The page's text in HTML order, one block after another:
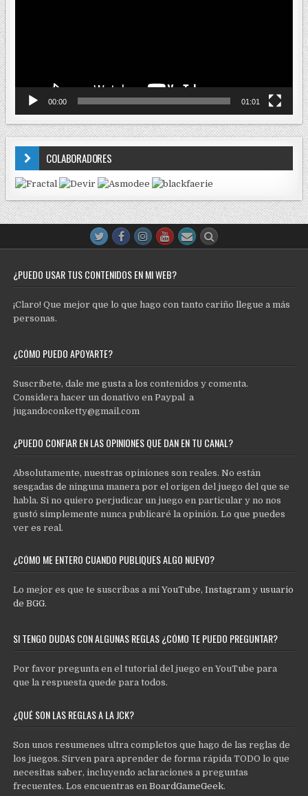
00:00 01:01
COLABORADORES
¿PUEDO USAR TUS CONTENIDOS EN MI WEB?
¡Claro! Que mejor que lo que hago con tanto cariño llegue a más
personas.
¿CÓMO PUEDO APOYARTE?
Suscríbete, dale me gusta a los contenidos y comenta.
Considera hacer un donativo en Paypal a
jugandoconketty@gmail.com
¿PUEDO CONFIAR EN LAS OPINIONES QUE DAN EN TU CANAL?
Absolutamente, nuestras opiniones son reales. No están
sesgadas de ninguna manera por el origen del juego del que se
habla. Si no quiero perjudicar un juego en particular y no nos
gustó simplemente nunca publicaré la opinión. Lo que puedes
ver es real.
¿CÓMO ME ENTERO CUANDO PUBLIQUES ALGO NUEVO?
Lo mejor es que te suscribas a miYouTube,Instagram y usuario
de BGG.
SI TENGO DUDAS CON ALGUNAS REGLAS ¿CÓMO TE PUEDO PREGUNTAR?
Por favor pregunta en el tutorial del juego en YouTube para
que la respuesta quede para todos.
¿QUÉ SON LAS REGLAS A LA JCK?
Son unos resumenes ultra completos que hago de las reglas de
los juegos. Sirven para aprender de forma rápida TODO lo que
necesitas saber, incluyendo aclaraciones a preguntas
frecuentes. Los encuentras enBoardGameGeek.